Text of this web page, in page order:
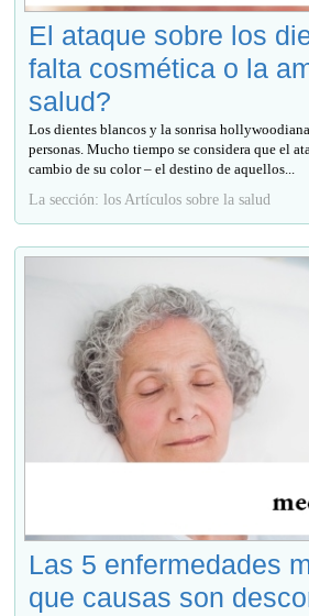
El ataque sobre los
falta cosmética o la
salud?
Los dientes blancos y la sonrisa
personas. Mucho tiempo se considera que el
cambio de su color – el destino de aquellos...
La sección: los Artículos sobre la salud
Las 5 enfermedades
que causas son